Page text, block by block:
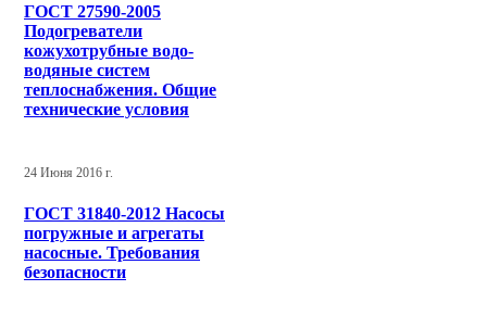
ГОСТ 27590-2005
Подогреватели
кожухотрубные водо-
водяные систем
теплоснабжения. Общие
технические условия
24 Июня 2016 г.
ГОСТ 31840-2012 Насосы
погружные и агрегаты
насосные. Требования
безопасности